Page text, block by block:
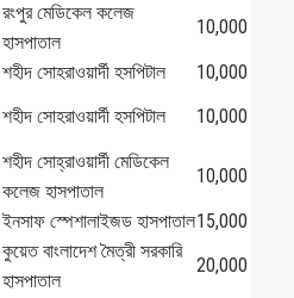
রংপুর মেডিকেল কলেজ
হাসপাতাল
10,000
শহীদ সোহরাওয়ার্দী হসপিটাল
10,000
শহীদ সোহরাওয়ার্দী হসপিটাল 10,000
শহীদ সোহ্‌রাওয়ার্দী মেডিকেল
কলেজ হাসপাতাল
10,000
ইনসাফ স্পেশালাইজড হাসপাতাল15,000
কুয়েত বাংলাদেশ মৈত্রী সরকারি
হাসপাতাল
20,000